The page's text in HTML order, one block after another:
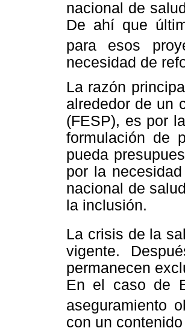
nacional de
De ahí que
para esos
necesidad de
La razón
alrededor de un
(FESP), es por
formulación de
pueda
por la
nacional de
la inclusión.
La crisis de la
vigente.
permanecen
En el caso de
aseguramiento
con un